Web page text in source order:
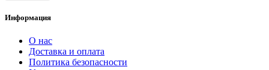
Информация
О нас
Доставка и оплата
Политика безопасности